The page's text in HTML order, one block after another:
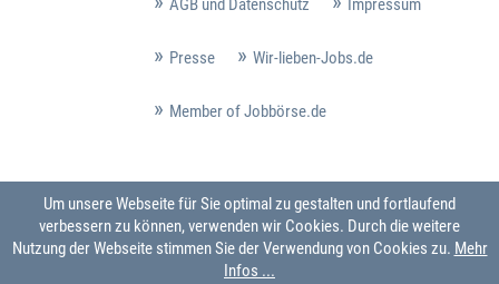
AGB und Datenschutz Impressum
Presse Wir-lieben-Jobs.de
Member of Jobbörse.de
Um unsere Webseite für Sie optimal zu gestalten und fortlaufend
verbessern zu können, verwenden wir Cookies. Durch die weitere
Nutzung der Webseite stimmen Sie der Verwendung von Cookies zu. Mehr
Infos ...